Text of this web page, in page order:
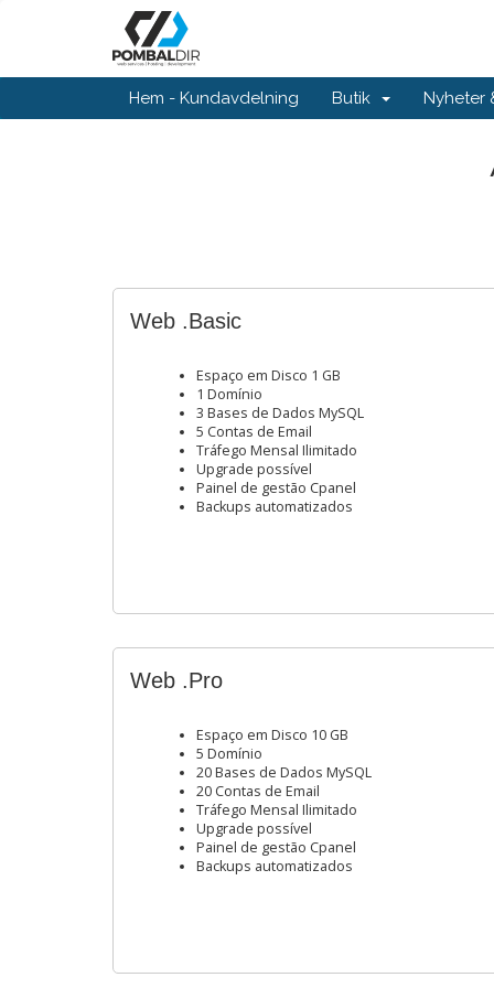
Hem - Kundavdelning Butik Nyheter
Web .Basic
Espaço em Disco 1 GB
1 Domínio
3 Bases de Dados MySQL
5 Contas de Email
Tráfego Mensal Ilimitado
Upgrade possível
Painel de gestão Cpanel
Backups automatizados
Web .Pro
Espaço em Disco 10 GB
5 Domínio
20 Bases de Dados MySQL
20 Contas de Email
Tráfego Mensal Ilimitado
Upgrade possível
Painel de gestão Cpanel
Backups automatizados